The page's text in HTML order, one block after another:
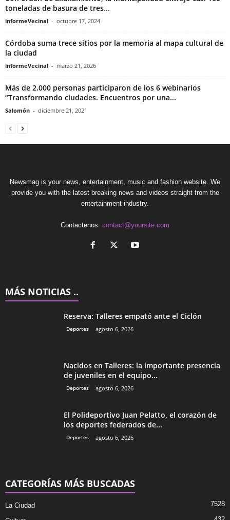
toneladas de basura de tres...
informeVecinal - octubre 17, 2024
Córdoba suma trece sitios por la memoria al mapa cultural de
la ciudad
informeVecinal - marzo 21, 2026
Más de 2.000 personas participaron de los 6 webinarios
“Transformando ciudades. Encuentros por una...
Salomón - diciembre 21, 2021
Newsmag is your news, entertainment, music and fashion website. We
provide you with the latest breaking news and videos straight from the
entertainment industry.
Contactenos: contact@yoursite.com
MÁS NOTICIAS ..
Reserva: Talleres empató ante el Ciclón
Deportes agosto 6, 2026
Nacidos en Talleres: la importante presencia
de juveniles en el equipo...
Deportes agosto 6, 2026
El Polideportivo Juan Pelatto, el corazón de
los deportes federados de...
Deportes agosto 6, 2026
CATEGORÍAS MÁS BUSCADAS
La Ciudad 7528